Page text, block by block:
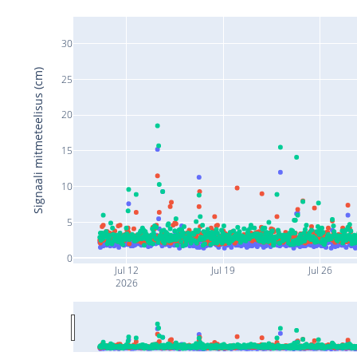
Jul 12
2026
Jul 19 Jul 26
0
5
10
15
20
25
30
Signaali mitmeteelisus (cm)